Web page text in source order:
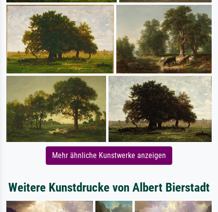
Mehr ähnliche Kunstwerke anzeigen
Weitere Kunstdrucke von Albert Bierstadt